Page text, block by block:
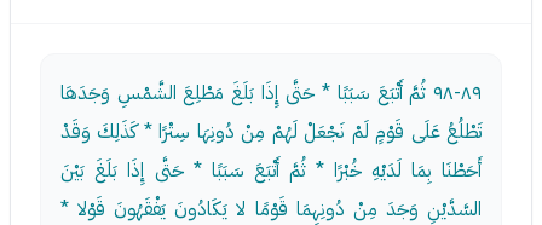
٨٩-٩٨
ثُمَّ أَتْبَعَ سَبَبًا * حَتَّى إِذَا بَلَغَ مَطْلِعَ الشَّمْسِ وَجَدَهَا
تَطْلُعُ عَلَى قَوْمٍ لَمْ نَجْعَلْ لَهُمْ مِنْ دُونِهَا سِتْرًا * كَذَلِكَ وَقَدْ
أَحَطْنَا بِمَا لَدَيْهِ خُبْرًا * ثُمَّ أَتْبَعَ سَبَبًا * حَتَّى إِذَا بَلَغَ بَيْنَ
السَّدَّيْنِ وَجَدَ مِنْ دُونِهِمَا قَوْمًا لا يَكَادُونَ يَفْقَهُونَ قَوْلا *